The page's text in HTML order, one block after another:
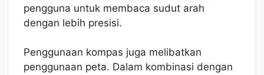
pengguna untuk membaca sudut arah
dengan lebih presisi.
Penggunaan kompas juga melibatkan
penggunaan peta. Dalam kombinasi dengan